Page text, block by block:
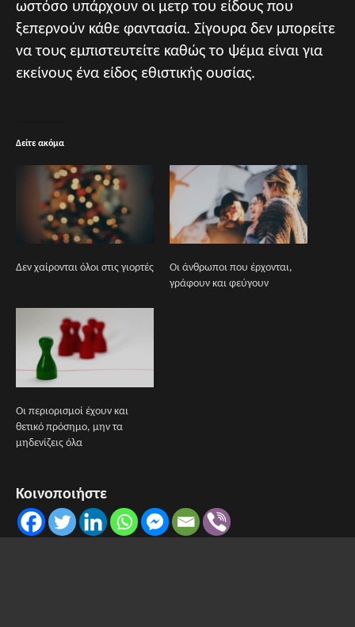
ωστόσο υπάρχουν οι μετρ του είδους που
ξεπερνούν κάθε φαντασία. Σίγουρα δεν μπορείτε
να τους εμπιστευτείτε καθώς το ψέμα είναι για
εκείνους ένα είδος εθιστικής ουσίας.
Δείτε ακόμα
Δεν χαίρονται όλοι στις γιορτές
Οι άνθρωποι που έρχονται,
γράφουν και φεύγουν
Οι περιορισμοί έχουν και
θετικό πρόσημο, μην τα
μηδενίζεις όλα
Κοινοποιήστε